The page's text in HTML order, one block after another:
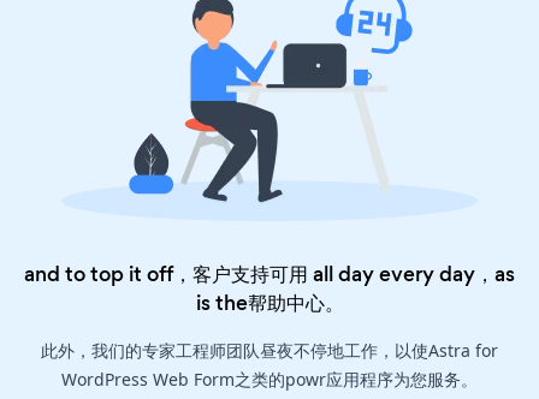
and to top it off，客户支持可用 all day every day，as
is the帮助中心。
此外，我们的专家工程师团队昼夜不停地工作，以使Astra for
WordPress Web Form之类的powr应用程序为您服务。